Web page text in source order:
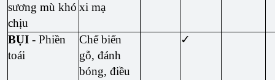
sương mù khó
chịu
xi mạ
BỤI - Phiền
toái
Chế biến
gỗ, đánh
bóng, điều
✓